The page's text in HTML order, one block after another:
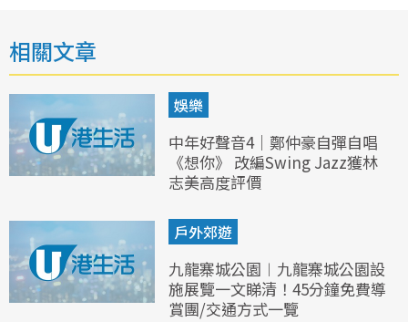
相關文章
娛樂
中年好聲音4｜鄭仲豪自彈自唱
《想你》 改編Swing Jazz獲林
志美高度評價
戶外郊遊
九龍寨城公園︱九龍寨城公園設
施展覽一文睇清！45分鐘免費導
賞團/交通方式一覽